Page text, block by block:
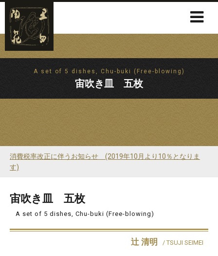
A set of 5 dishes, Chu-buki (Free-blowing)
宙吹き皿 五枚
消費税率改正に伴うお知らせ (2019年10月より10％となりま
す)
宙吹き皿 五枚
A set of 5 dishes, Chu-buki (Free-blowing)
辻 清明 / TSUJI SEIMEI